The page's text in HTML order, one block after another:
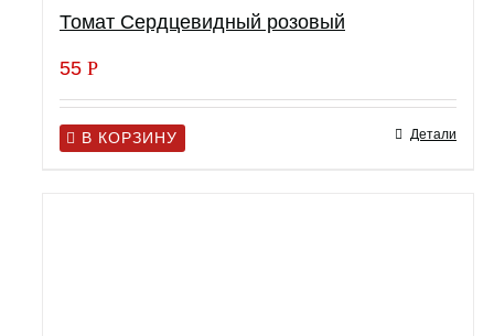
Томат Сердцевидный розовый
55 Р
В КОРЗИНУ Детали